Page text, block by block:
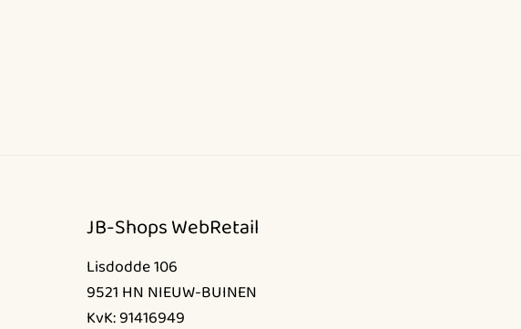
JB-Shops WebRetail
Lisdodde 106
9521 HN NIEUW-BUINEN
KvK: 91416949